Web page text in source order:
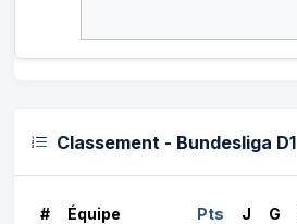
Classement - Bundesliga D1
# Équipe Pts J G